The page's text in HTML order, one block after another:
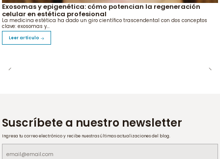
Exosomas y epigenética: cómo potencian la regeneración
celular en estética profesional
La medicina estética ha dado un giro científico trascendental con dos conceptos
clave: exosomas y...
Leer artículo
Suscríbete a nuestro newsletter
Ingresa tu correo electrónico y recibe nuestras últimas actualizaciones del blog.